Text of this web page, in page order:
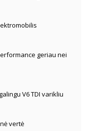
geriau nei
V6 TDI varikliu
vertė